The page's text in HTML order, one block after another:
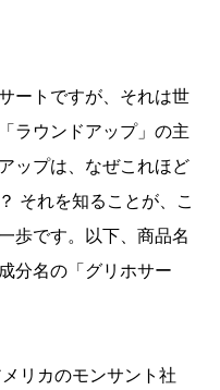
ートですが、それは世
ラウンドアップ」の主
ップは、なぜこれほど
それを知ることが、こ
歩です。以下、商品名
分名の「グリホサー
リカのモンサント社